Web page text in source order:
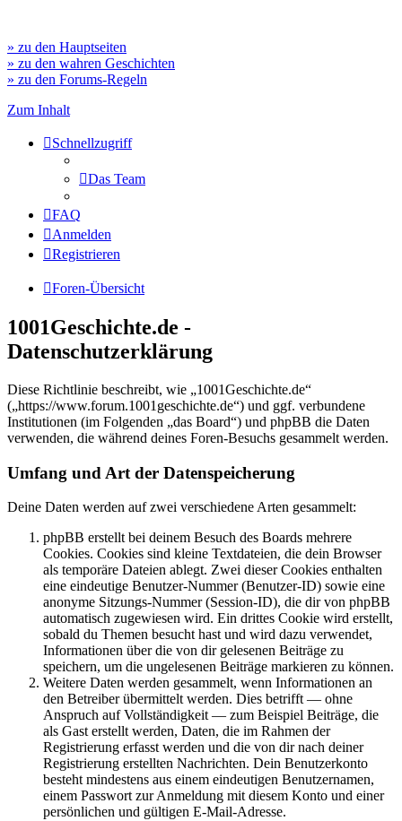
» zu den Hauptseiten
» zu den wahren Geschichten
» zu den Forums-Regeln
Zum Inhalt
Schnellzugriff
Das Team
FAQ
Anmelden
Registrieren
Foren-Übersicht
1001Geschichte.de -
Datenschutzerklärung
Diese Richtlinie beschreibt, wie „1001Geschichte.de“
(„https://www.forum.1001geschichte.de“) und ggf. verbundene
Institutionen (im Folgenden „das Board“) und phpBB die Daten
verwenden, die während deines Foren-Besuchs gesammelt werden.
Umfang und Art der Datenspeicherung
Deine Daten werden auf zwei verschiedene Arten gesammelt:
phpBB erstellt bei deinem Besuch des Boards mehrere
Cookies. Cookies sind kleine Textdateien, die dein Browser
als temporäre Dateien ablegt. Zwei dieser Cookies enthalten
eine eindeutige Benutzer-Nummer (Benutzer-ID) sowie eine
anonyme Sitzungs-Nummer (Session-ID), die dir von phpBB
automatisch zugewiesen wird. Ein drittes Cookie wird erstellt,
sobald du Themen besucht hast und wird dazu verwendet,
Informationen über die von dir gelesenen Beiträge zu
speichern, um die ungelesenen Beiträge markieren zu können.
Weitere Daten werden gesammelt, wenn Informationen an
den Betreiber übermittelt werden. Dies betrifft — ohne
Anspruch auf Vollständigkeit — zum Beispiel Beiträge, die
als Gast erstellt werden, Daten, die im Rahmen der
Registrierung erfasst werden und die von dir nach deiner
Registrierung erstellten Nachrichten. Dein Benutzerkonto
besteht mindestens aus einem eindeutigen Benutzernamen,
einem Passwort zur Anmeldung mit diesem Konto und einer
persönlichen und gültigen E-Mail-Adresse.